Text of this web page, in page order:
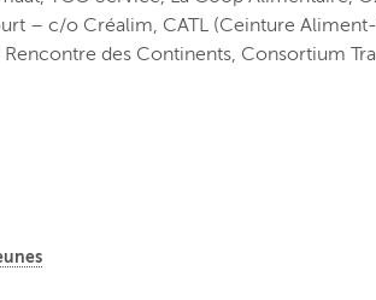
– c/o Créalim, CATL (Ceinture
Rencontre des Continents, Consortium